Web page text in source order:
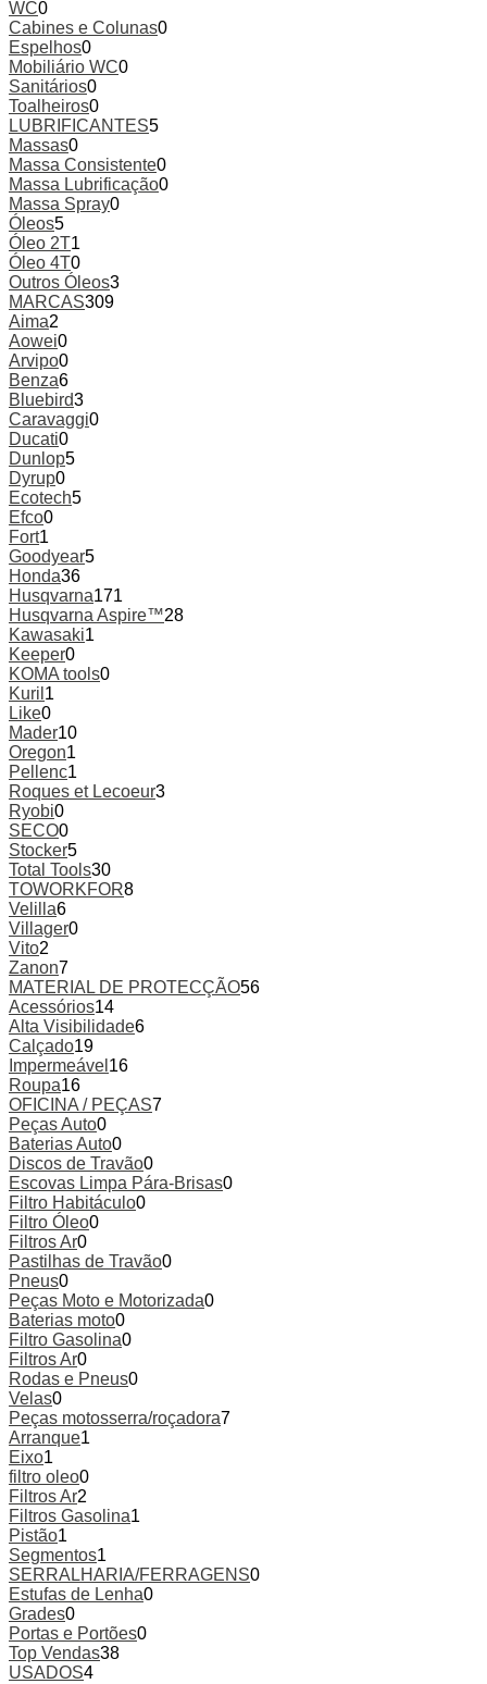
WC0
Cabines e Colunas0
Espelhos0
Mobiliário WC0
Sanitários0
Toalheiros0
LUBRIFICANTES5
Massas0
Massa Consistente0
Massa Lubrificação0
Massa Spray0
Óleos5
Óleo 2T1
Óleo 4T0
Outros Óleos3
MARCAS309
Aima2
Aowei0
Arvipo0
Benza6
Bluebird3
Caravaggi0
Ducati0
Dunlop5
Dyrup0
Ecotech5
Efco0
Fort1
Goodyear5
Honda36
Husqvarna171
Husqvarna Aspire™28
Kawasaki1
Keeper0
KOMA tools0
Kuril 1
Like0
Mader10
Oregon1
Pellenc1
Roques et Lecoeur3
Ryobi0
SECO0
Stocker5
Total Tools30
TOWORKFOR8
Velilla6
Villager0
Vito2
Zanon7
MATERIAL DE PROTECÇÃO56
Acessórios14
Alta Visibilidade6
Calçado19
Impermeável 16
Roupa16
OFICINA / PEÇAS7
Peças Auto0
Baterias Auto0
Discos de Travão0
Escovas Limpa Pára-Brisas0
Filtro Habitáculo0
Filtro Óleo0
Filtros Ar0
Pastilhas de Travão0
Pneus0
Peças Moto e Motorizada0
Baterias moto0
Filtro Gasolina0
Filtros Ar0
Rodas e Pneus0
Velas0
Peças motosserra/roçadora7
Arranque1
Eixo1
filtro oleo0
Filtros Ar2
Filtros Gasolina1
Pistão1
Segmentos1
SERRALHARIA/FERRAGENS0
Estufas de Lenha0
Grades0
Portas e Portões0
Top Vendas38
USADOS4